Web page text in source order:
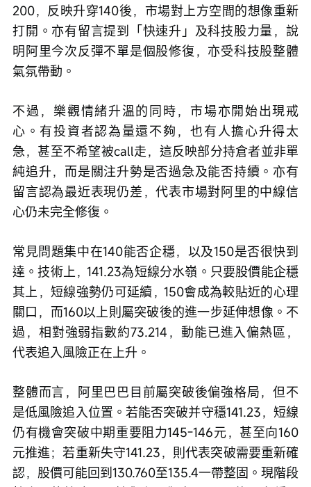
200，反映升穿140後，市場對上方空間的想像重新
打開。亦有留言提到「快速升」及科技股力量，說
明阿里今次反彈不單是個股修復，亦受科技股整體
氣氛帶動。
不過，樂觀情緒升溫的同時，市場亦開始出現戒
心。有投資者認為量還不夠，也有人擔心升得太
急，甚至不希望被call走，這反映部分持倉者並非單
純追升，而是關注升勢是否過急及能否持續。亦有
留言認為最近表現仍差，代表市場對阿里的中線信
心仍未完全修復。
常見問題集中在140能否企穩，以及150是否很快到
達。技術上，141.23為短線分水嶺。只要股價能企穩
其上，短線強勢仍可延續，150會成為較貼近的心理
關口，而160以上則屬突破後的進一步延伸想像。不
過，相對強弱指數約73.214，動能已進入偏熱區，
代表追入風險正在上升。
整體而言，阿里巴巴目前屬突破後偏強格局，但不
是低風險追入位置。若能否突破并守穩141.23，短線
仍有機會突破中期重要阻力145-146元，甚至向160
元推進；若重新失守141.23，則代表突破需要重新確
認，股價可能回到130.760至135.4一帶整固。現階段